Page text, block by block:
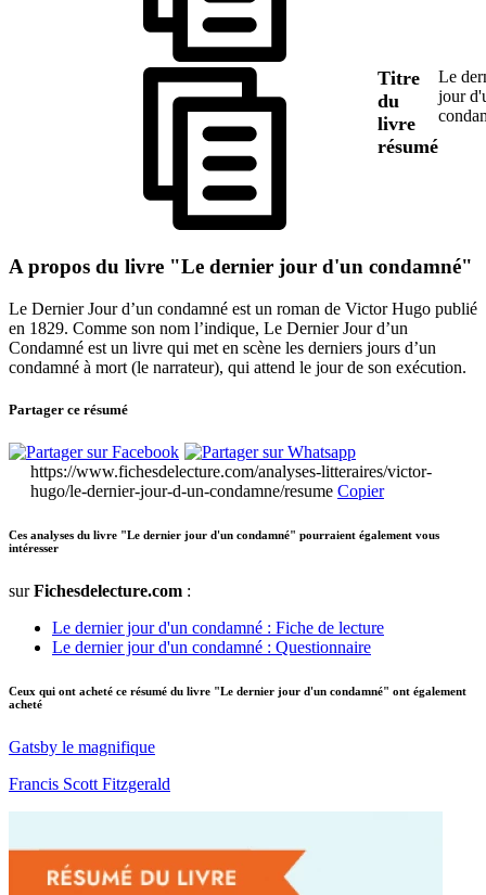
Titre
du
livre
résumé
Le
jour
A propos du livre "Le dernier jour d'un condamné"
Le Dernier Jour d’un condamné est un roman de Victor Hugo publié
en 1829. Comme son nom l’indique, Le Dernier Jour d’un
Condamné est un livre qui met en scène les derniers jours d’un
condamné à mort (le narrateur), qui attend le jour de son exécution.
Partager ce résumé
https://www.fichesdelecture.com/analyses-litteraires/victor-
hugo/le-dernier-jour-d-un-condamne/resume Copier
Ces analyses du livre "Le dernier jour d'un condamné" pourraient également vous
intéresser
surFichesdelecture.com :
Le dernier jour d'un condamné : Fiche de lecture
Le dernier jour d'un condamné : Questionnaire
Ceux qui ont acheté ce résumé du livre "Le dernier jour d'un condamné" ont également
acheté
Gatsby le magnifique
Francis Scott Fitzgerald